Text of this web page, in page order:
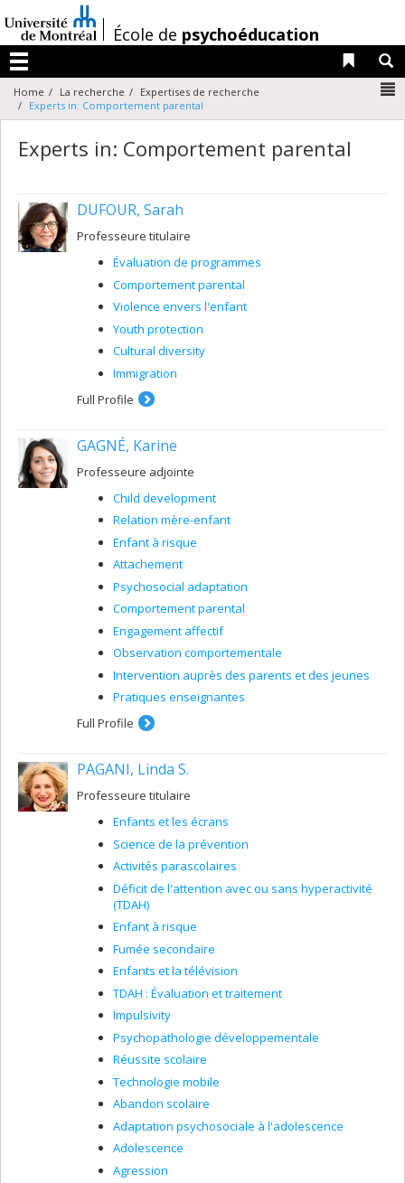
au
contenu
/École de psychoéducation
Menu
Liens
Home La recherche
Expertises de recherche
Experts in: Comportement parental
Experts in: Comportement parental
DUFOUR, Sarah
Professeure titulaire
Évaluation de programmes
Comportement parental
Violence envers l'enfant
Youth protection
Cultural diversity
Immigration
Full Profile
GAGNÉ, Karine
Professeure adjointe
Child development
Relation mère-enfant
Enfant à risque
Attachement
Psychosocial adaptation
Comportement parental
Engagement affectif
Observation comportementale
Intervention auprès des parents et des jeunes
Pratiques enseignantes
Full Profile
PAGANI, Linda S.
Professeure titulaire
Enfants et les écrans
Science de la prévention
Activités parascolaires
Déficit de l'attention avec ou sans hyperactivité
(TDAH)
Enfant à risque
Fumée secondaire
Enfants et la télévision
TDAH : Évaluation et traitement
Impulsivity
Psychopathologie développementale
Réussite scolaire
Technologie mobile
Abandon scolaire
Adaptation psychosociale à l'adolescence
Adolescence
Agression